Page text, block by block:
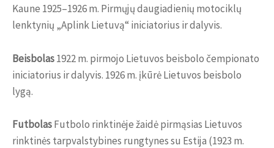
Kaune 1925–1926 m. Pirmųjų daugiadienių motociklų
lenktynių „Aplink Lietuvą“ iniciatorius ir dalyvis.
Beisbolas1922 m. pirmojo Lietuvos beisbolo čempionato
iniciatorius ir dalyvis. 1926 m. įkūrė Lietuvos beisbolo
lygą.
FutbolasFutbolo rinktinėje žaidė pirmąsias Lietuvos
rinktinės tarpvalstybines rungtynes su Estija (1923 m.